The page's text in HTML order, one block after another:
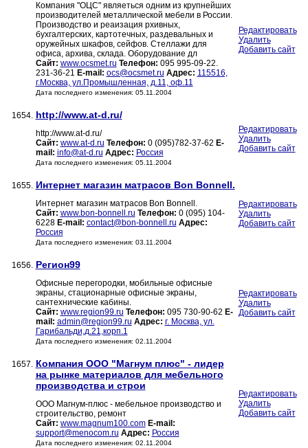
Компания "ОЦС" являеться одним из крупнейших
производителей металлической мебели в России.
Производство и реаизация рхивных,
бухгалтерских, картотечных, раздевальных и
оружейных шкафов, сейфов. Стеллажи для
офиса, архива, склада. Оборудование дл
Сайт: www.ocsmet.ru Телефон: 095 995-09-22.
231-36-21 E-mail: ocs@ocsmet.ru Адрес: 115516,
г.Москва, ул.Промышленная, д.11, оф.11
Дата последнего изменения: 05.11.2004
Редактировать
Удалить
Добавить сайт
1654. http://www.at-d.ru/
http://www.at-d.ru/
Сайт: www.at-d.ru Телефон: 0 (095)782-37-62 E-
mail: info@at-d.ru Адрес: Россия
Дата последнего изменения: 05.11.2004
Редактировать
Удалить
Добавить сайт
1655. Интернет магазин матрасов Bon Bonnell.
Интернет магазин матрасов Bon Bonnell.
Сайт: www.bon-bonnell.ru Телефон: 0 (095) 104-
6228 E-mail: contact@bon-bonnell.ru Адрес:
Россия
Дата последнего изменения: 03.11.2004
Редактировать
Удалить
Добавить сайт
1656. Регион99
Офисные перегородки, мобильные офисные
экраны, стационарные офисные экраны,
сантехнические кабины.
Сайт: www.region99.ru Телефон: 095 730-90-62 E-
mail: admin@region99.ru Адрес: г. Москва, ул.
Гарибальди,д.21,корп.1
Дата последнего изменения: 02.11.2004
Редактировать
Удалить
Добавить сайт
1657. Компания ООО "Магнум плюс" - лидер
на рынке материалов для мебельного
производства и строи
ООО Магнум-плюс - мебельное производство и
строительство, ремонт
Сайт: www.magnum100.com E-mail:
support@menocom.ru Адрес: Россия
Дата последнего изменения: 02.11.2004
Редактировать
Удалить
Добавить сайт